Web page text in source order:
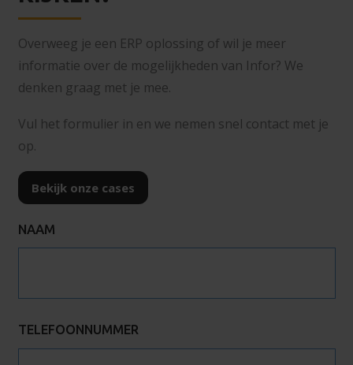
Overweeg je een ERP oplossing of wil je meer
informatie over de mogelijkheden van Infor? We
denken graag met je mee.
Vul het formulier in en we nemen snel contact met je
op.
Bekijk onze cases
NAAM
TELEFOONNUMMER